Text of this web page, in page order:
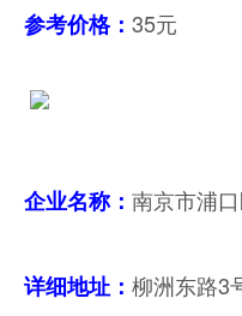
参考价格： 35元
企业名称： 南京市浦
详细地址： 柳洲东路3